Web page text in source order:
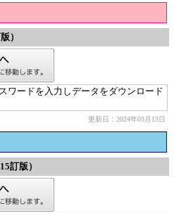
）
ワードを入力しデータをダウンロード
更新日：2024年03月13日
訂版）